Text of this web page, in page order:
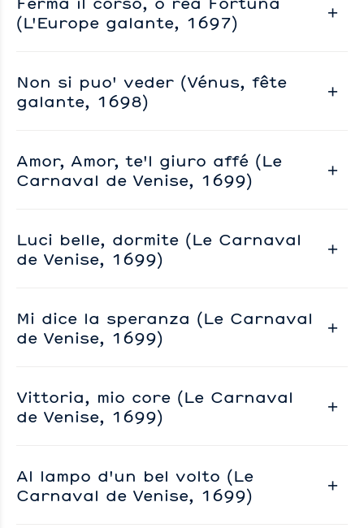
(L'Europe galante, 1697)
Non si puo' veder (Vénus, fête
galante, 1698)
Amor, Amor, te'l giuro affé (Le
Carnaval de Venise, 1699)
Luci belle, dormite (Le Carnaval
de Venise, 1699)
Mi dice la speranza (Le Carnaval
de Venise, 1699)
Vittoria, mio core (Le Carnaval
de Venise, 1699)
Al lampo d'un bel volto (Le
Carnaval de Venise, 1699)